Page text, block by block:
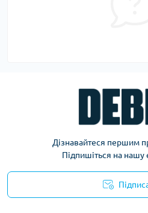
Дізнавайтеся першим
Підпишіться на нашу